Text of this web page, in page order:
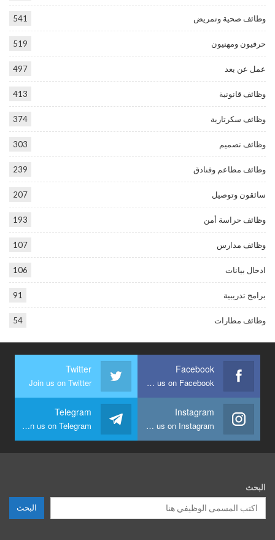
وظائف صحية وتمريض 541
حرفيون ومهنيون 519
عمل عن بعد 497
وظائف قانونية 413
وظائف سكرتارية 374
وظائف تصميم 303
وظائف مطاعم وفنادق 239
سائقون وتوصيل 207
وظائف حراسة أمن 193
وظائف مدارس 107
ادخال بيانات 106
برامج تدريبية 91
وظائف مطارات 54
Facebook
Join us on Facebook
Twitter
Join us on Twitter
Instagram
Join us on Instagram
Telegram
Join us on Telegram
البحث
البحث